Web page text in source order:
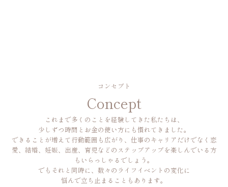
コンセプト
Concept
これまで多くのことを経験してきた私たちは、
少しずつ時間とお金の使い方にも慣れてきました。
できることが増えて行動範囲も広がり、仕事のキャリアだけでなく恋
愛、結婚、妊娠、出産、育児などのステップアップを楽しんでいる方
もいらっしゃるでしょう。
でもそれと同時に、数々のライフイベントの変化に
悩んで立ち止まることもあります。